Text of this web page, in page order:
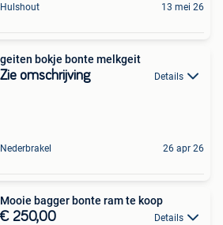
Hulshout 13 mei 26
geiten bokje bonte melkgeit
Zie omschrijving Details
Nederbrakel 26 apr 26
Mooie bagger bonte ram te koop
€ 250,00 Details